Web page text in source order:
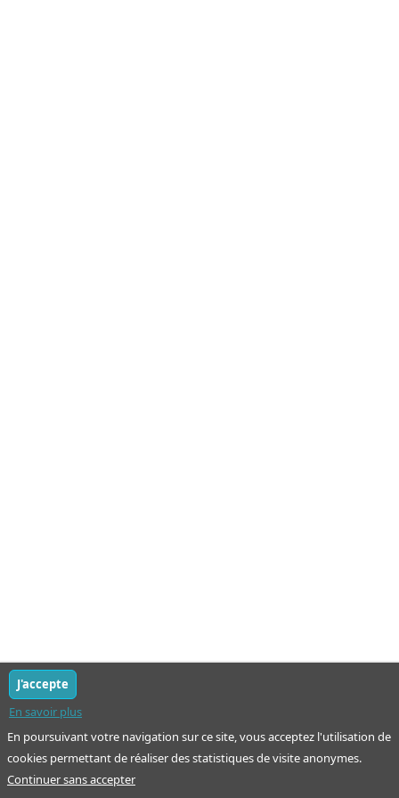
En poursuivant votre navigation sur ce site, vous acceptez l'utilisation de
cookies permettant de réaliser des statistiques de visite anonymes.
En savoir plus
J'accepte
Continuer sans accepter